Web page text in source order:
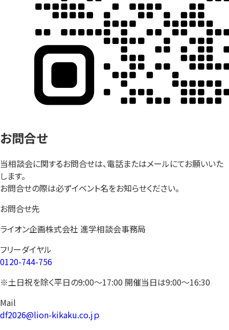
お問合せ
当相談会に関するお問合せは、電話またはメールにてお願いいた
します。
お問合せの際は必ずイベント名をお知らせください。
お問合せ先
ライオン企画株式会社 進学相談会事務局
フリーダイヤル
0120-744-756
※土日祝を除く平日の9:00〜17:00 開催当日は9:00〜16:30
Mail
df2026@lion-kikaku.co.jｐ